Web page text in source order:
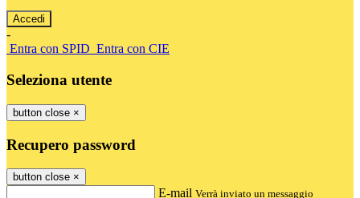
-
Entra con SPID Entra con CIE
Seleziona utente
button close ×
Recupero password
button close ×
E-mail Verrà inviato un messaggio